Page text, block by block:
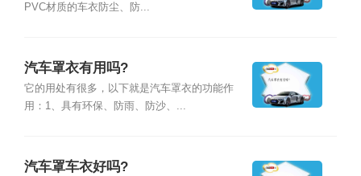
PVC材质的车衣防尘、防...
汽车罩衣有用吗?
它的用处有很多，以下就是汽车罩衣的功能作
用：1、具有环保、防雨、防沙、...
汽车罩车衣好吗?